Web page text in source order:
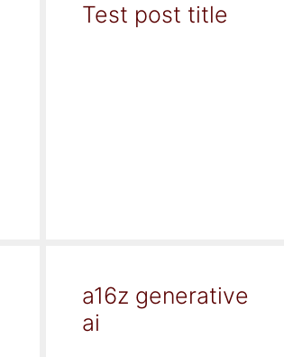
Test post title
a16z generative
ai